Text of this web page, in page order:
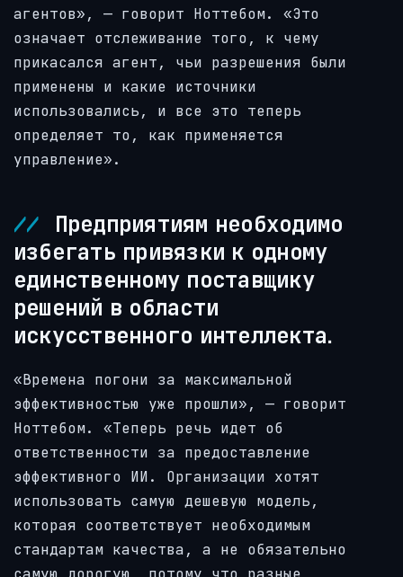
агентов», — говорит Ноттебом. «Это
означает отслеживание того, к чему
прикасался агент, чьи разрешения были
применены и какие источники
использовались, и все это теперь
определяет то, как применяется
управление».
Предприятиям необходимо
избегать привязки к одному
единственному поставщику
решений в области
искусственного интеллекта.
«Времена погони за максимальной
эффективностью уже прошли», — говорит
Ноттебом. «Теперь речь идет об
ответственности за предоставление
эффективного ИИ. Организации хотят
использовать самую дешевую модель,
которая соответствует необходимым
стандартам качества, а не обязательно